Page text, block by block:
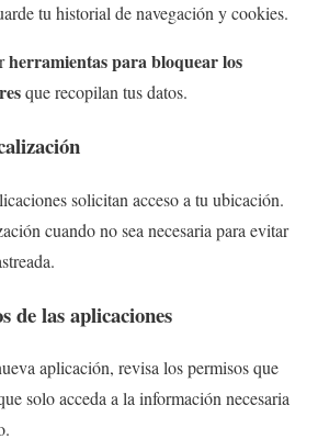
tu historial de navegación y cookies.
herramientas para bloquear los
que recopilan tus datos.
solicitan acceso a tu ubicación.
cuando no sea necesaria para evitar
de las aplicaciones
aplicación, revisa los permisos que
solo acceda a la información necesaria